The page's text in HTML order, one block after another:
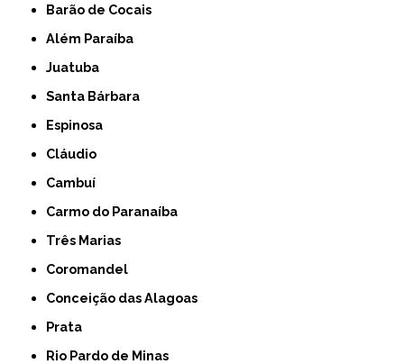
Barão de Cocais
Além Paraíba
Juatuba
Santa Bárbara
Espinosa
Cláudio
Cambuí
Carmo do Paranaíba
Três Marias
Coromandel
Conceição das Alagoas
Prata
Rio Pardo de Minas